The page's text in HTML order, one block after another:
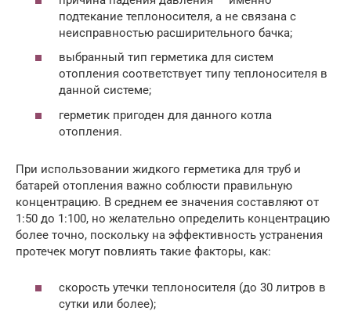
подтекание теплоносителя, а не связана с
неисправностью расширительного бачка;
выбранный тип герметика для систем
отопления соответствует типу теплоносителя в
данной системе;
герметик пригоден для данного котла
отопления.
При использовании жидкого герметика для труб и
батарей отопления важно соблюсти правильную
концентрацию. В среднем ее значения составляют от
1:50 до 1:100, но желательно определить концентрацию
более точно, поскольку на эффективность устранения
протечек могут повлиять такие факторы, как:
скорость утечки теплоносителя (до 30 литров в
сутки или более);